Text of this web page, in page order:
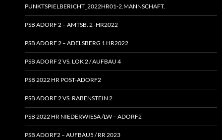
PUNKTSPIELBERICHT_2022HR01‑2.MANNSCHAFT.
PSB ADORF 2 – AMTSB. 2 ‑HR2022
PSB ADORF 2 – ADELSBERG 1 HR2022
PSB ADORF 2 VS. LOK 2 / AUFBAU 4
PSB 2022 HR POST-ADORF2
PSB ADORF 2 VS. RABENSTEIN 2
PSB 2022 HR NIEDERWIESA /LW – ADORF2
PSB ADORF2 – AUFBAU5 / RR 2023